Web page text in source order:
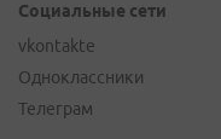
Социальные сети
vkontakte
Одноклассники
Телеграм